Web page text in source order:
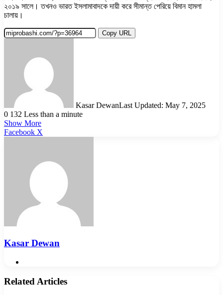
২০১৯ সালে। তখনও ভারত ইসলামাবাদকে দায়ী করে সীমান্ত পেরিয়ে বিমান হামলা
চালায়।
Copy URL
Kasar DewanLast Updated: May 7, 2025
0 132 Less than a minute
Show More
Facebook X
Kasar Dewan
Related Articles